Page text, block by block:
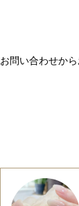
お問い合わせか